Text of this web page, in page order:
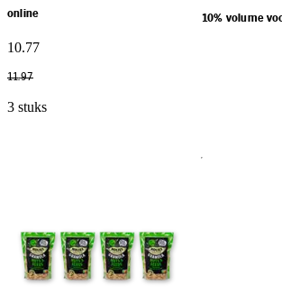
online 10% volume
10.77
11.97
3 stuks